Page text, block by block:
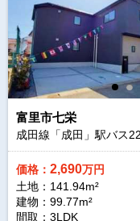
富里市七栄
成田線「成田」駅バス22
価格： 2,690万円
土地：141.94m²
建物：99.77m²
間取：3LDK